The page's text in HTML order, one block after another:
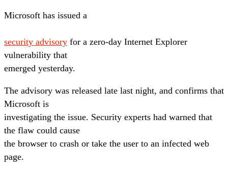
Microsoft has issued a
security advisory for a zero-day Internet Explorer
vulnerability that
emerged yesterday.
The advisory was released late last night, and confirms that
Microsoft is
investigating the issue. Security experts had warned that
the flaw could cause
the browser to crash or take the user to an infected web
page.